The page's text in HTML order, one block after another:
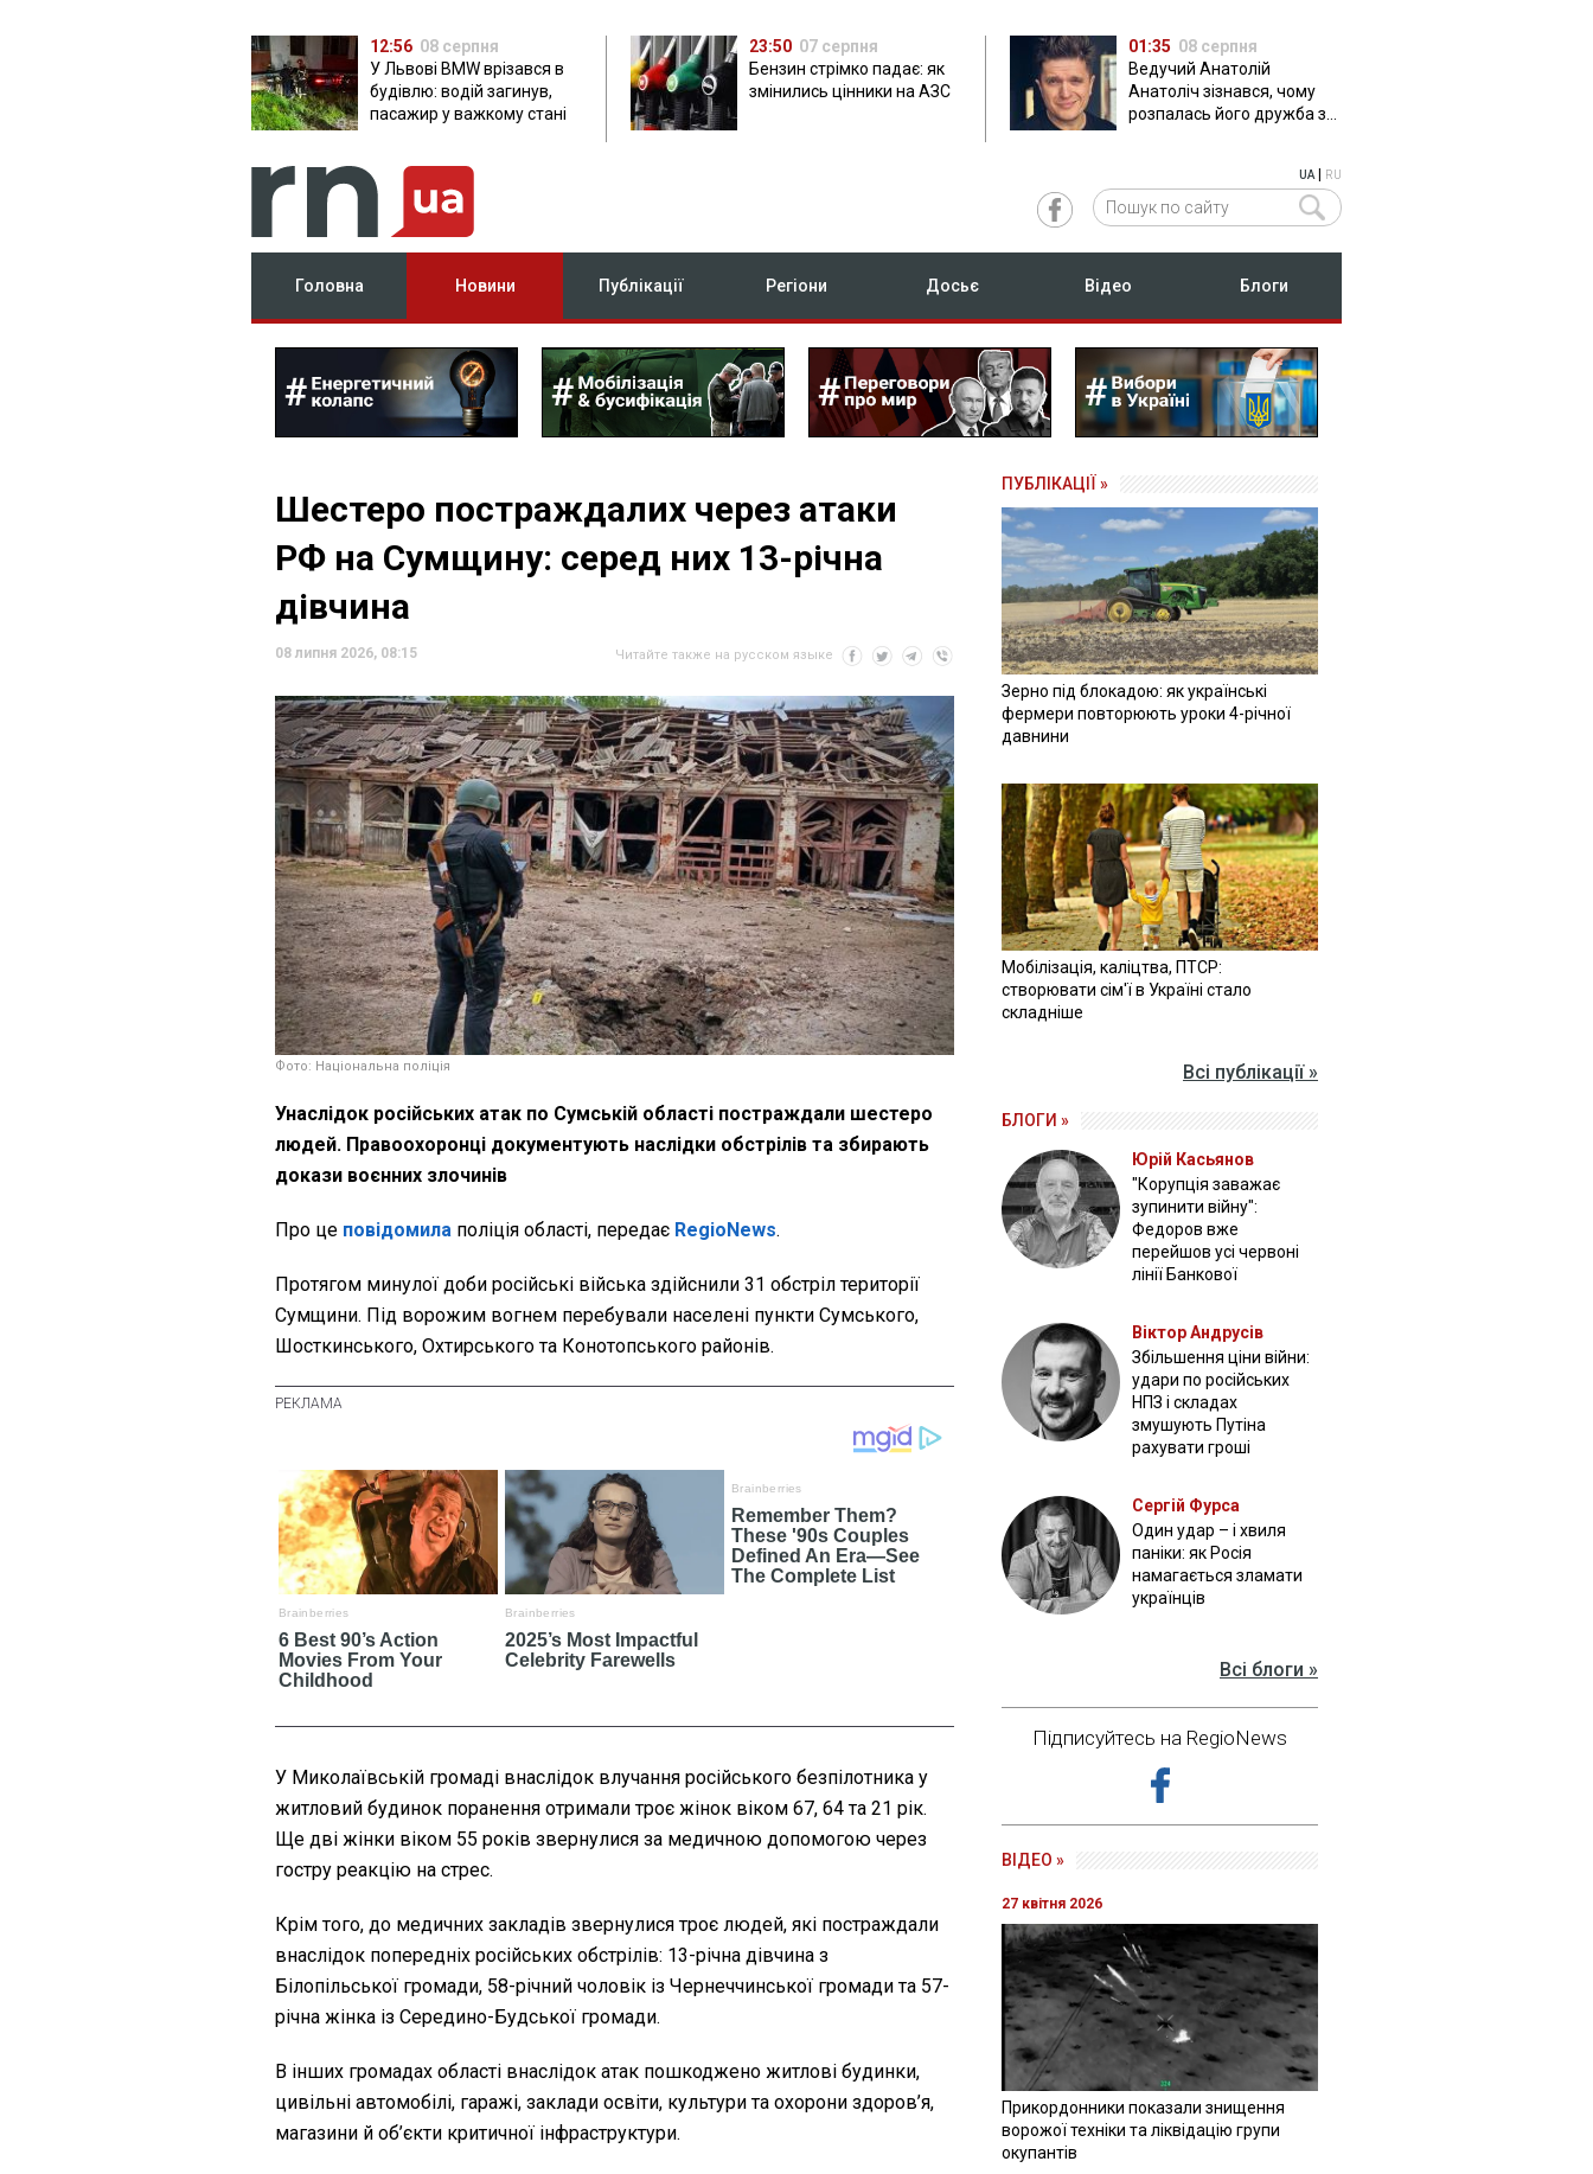
12:56 08 серпня
У Львові BMW врізався в
будівлю: водій загинув,
пасажир у важкому стані
23:50 07 серпня
Бензин стрімко падає: як
змінились цінники на АЗС
01:35 08 серпня
Ведучий Анатолій
Анатоліч зізнався, чому
розпалась його дружба з
UA| RU
Головна Новини Публікації Регіони Досьє Відео Блоги
Шестеро постраждалих через атаки
РФ на Сумщину: серед них 13-річна
дівчина
08 липня 2026, 08:15 Читайте также на русском языке
Фото: Національна поліція
Унаслідок російських атак по Сумській області постраждали шестеро
людей. Правоохоронці документують наслідки обстрілів та збирають
докази воєнних злочинів
Про це повідомила поліція області, передає RegioNews.
Протягом минулої доби російські війська здійснили 31 обстріл території
Сумщини. Під ворожим вогнем перебували населені пункти Сумського,
Шосткинського, Охтирського та Конотопського районів.
У Миколаївській громаді внаслідок влучання російського безпілотника у
житловий будинок поранення отримали троє жінок віком 67, 64 та 21 рік.
Ще дві жінки віком 55 років звернулися за медичною допомогою через
гостру реакцію на стрес.
Крім того, до медичних закладів звернулися троє людей, які постраждали
внаслідок попередніх російських обстрілів: 13-річна дівчина з
Білопільської громади, 58-річний чоловік із Чернеччинської громади та 57-
річна жінка із Середино-Будської громади.
В інших громадах області внаслідок атак пошкоджено житлові будинки,
цивільні автомобілі, гаражі, заклади освіти, культури та охорони здоров’я,
магазини й об’єкти критичної інфраструктури.
ПУБЛІКАЦІЇ »
Зерно під блокадою: як українські
фермери повторюють уроки 4-річної
давнини
Мобілізація, каліцтва, ПТСР:
створювати сім'ї в Україні стало
складніше
Всі публікації »
БЛОГИ »
Юрій Касьянов
"Корупція заважає
зупинити війну":
Федоров вже
перейшов усі червоні
лінії Банкової
Віктор Андрусів
Збільшення ціни війни:
удари по російських
НПЗ і складах
змушують Путіна
рахувати гроші
Сергій Фурса
Один удар – і хвиля
паніки: як Росія
намагається зламати
українців
Всі блоги »
Підписуйтесь на RegioNews
ВІДЕО »
27 квітня 2026
Прикордонники показали знищення
ворожої техніки та ліквідацію групи
окупантів